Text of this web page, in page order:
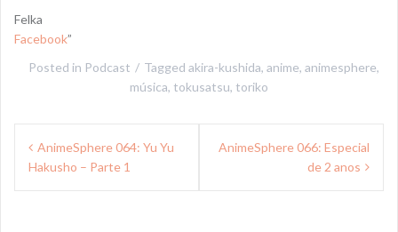
Felka
Facebook”
Posted in Podcast Tagged akira-kushida, anime, animesphere,
música, tokusatsu, toriko
Navegação
deAnimeSphere 064: Yu Yu
Hakusho – Parte 1
AnimeSphere 066: Especial
de 2 anos